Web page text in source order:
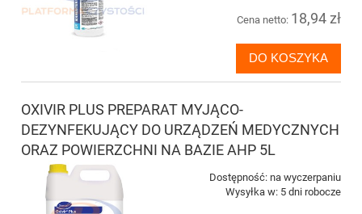
Cena netto: 18,94 zł
DO KOSZYKA
OXIVIR PLUS PREPARAT MYJĄCO-
DEZYNFEKUJĄCY DO URZĄDZEŃ MEDYCZNYCH
ORAZ POWIERZCHNI NA BAZIE AHP 5L
Dostępność: na wyczerpaniu
Wysyłka w: 5 dni robocze